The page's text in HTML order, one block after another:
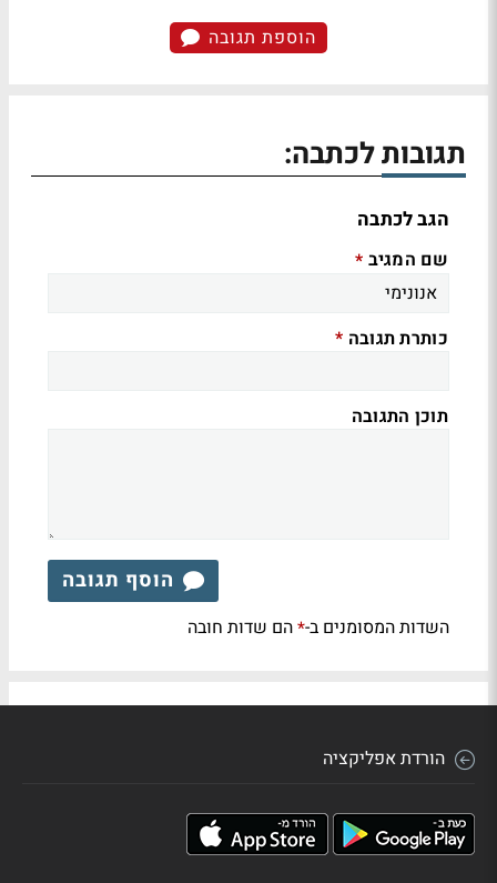
הוספת תגובה
תגובות לכתבה:
הגב לכתבה
שם המגיב *
כותרת תגובה *
תוכן התגובה
הוסף תגובה
השדות המסומנים ב-*הם שדות חובה
הורדת אפליקציה